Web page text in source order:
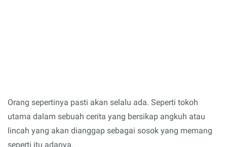
Orang sepertinya pasti akan selalu ada. Seperti tokoh
utama dalam sebuah cerita yang bersikap angkuh atau
lincah yang akan dianggap sebagai sosok yang memang
seperti itu adanya.